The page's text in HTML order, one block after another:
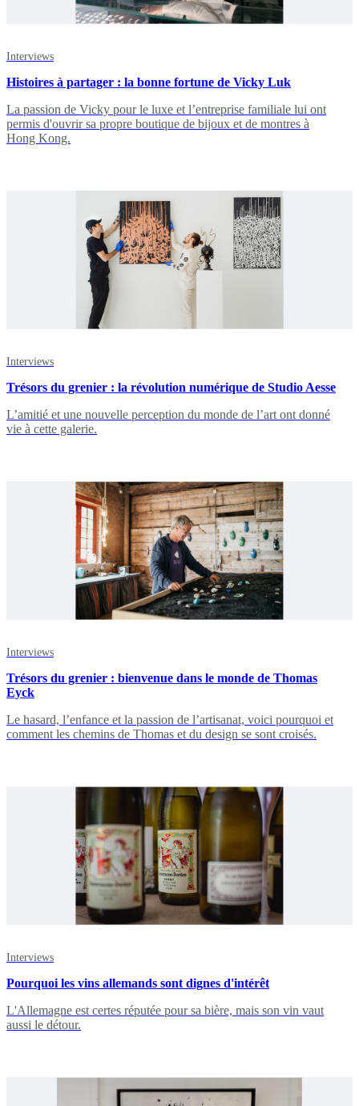
Interviews
Histoires à partager : la bonne fortune de Vicky Luk
La passion de Vicky pour le luxe et l’entreprise familiale lui ont
permis d'ouvrir sa propre boutique de bijoux et de montres à
Hong Kong.
Interviews
Trésors du grenier : la révolution numérique de Studio Aesse
L’amitié et une nouvelle perception du monde de l’art ont donné
vie à cette galerie.
Interviews
Trésors du grenier : bienvenue dans le monde de Thomas
Eyck
Le hasard, l’enfance et la passion de l’artisanat, voici pourquoi et
comment les chemins de Thomas et du design se sont croisés.
Interviews
Pourquoi les vins allemands sont dignes d'intérêt
L'Allemagne est certes réputée pour sa bière, mais son vin vaut
aussi le détour.